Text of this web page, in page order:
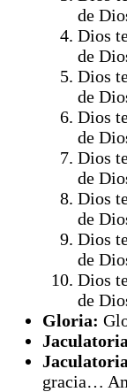
de
Dios
de
Dios
de
Dios
de
Dios
de
Dios
de
Dios
de
Dios
de
Gloria:
gracia…